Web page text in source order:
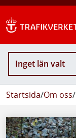
Inget län valt
Startsida/Om oss/